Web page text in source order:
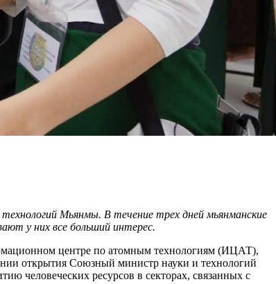
Мьянмы. В течение трех дней мьянманские
у них все больший интерес.
центре по атомным технологиям (ИЦАТ),
открытия Союзный министр науки и технологий
человеческих ресурсов в секторах, связанных с